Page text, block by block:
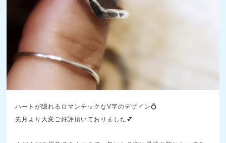
ハートが隠れるロマンチックなV字のデザイン💍
先月より大変ご好評頂いておりました💕